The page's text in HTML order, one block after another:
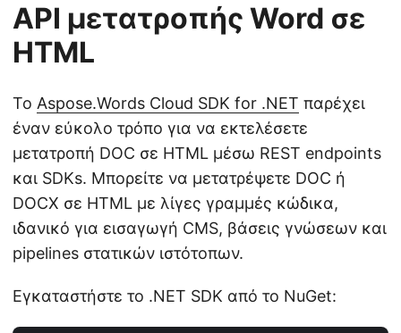
API μετατροπής Word σε
HTML
Το Aspose.Words Cloud SDK for .NET παρέχει
έναν εύκολο τρόπο για να εκτελέσετε
μετατροπή DOC σε HTML μέσω REST endpoints
και SDKs. Μπορείτε να μετατρέψετε DOC ή
DOCX σε HTML με λίγες γραμμές κώδικα,
ιδανικό για εισαγωγή CMS, βάσεις γνώσεων και
pipelines στατικών ιστότοπων.
Εγκαταστήστε το .NET SDK από το NuGet: